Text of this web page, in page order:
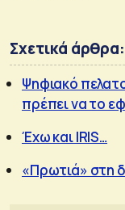
Σχετικά άρθρα:
Ψηφιακό
πρέπει να το
Έχω και IRIS…
«Πρωτιά» στη